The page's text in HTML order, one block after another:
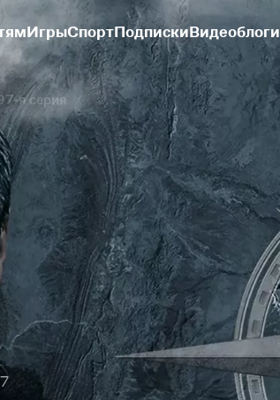
ИгрыСпортПодпискиВидеоблоги
я серия